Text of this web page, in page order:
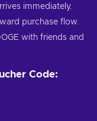
immediately.
purchase flow.
with friends and
Code: